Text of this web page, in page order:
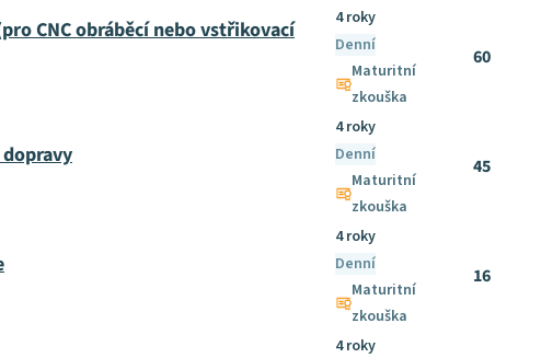
CNC obráběcí nebo vstřikovací
4 roky
Denní
Maturitní
zkouška
60
4 roky
Denní
Maturitní
zkouška
45
4 roky
Denní
Maturitní
zkouška
16
4 roky